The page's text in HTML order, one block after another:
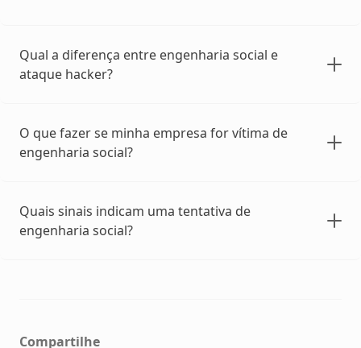
Qual a diferença entre engenharia social e
ataque hacker?
O que fazer se minha empresa for vítima de
engenharia social?
Quais sinais indicam uma tentativa de
engenharia social?
Compartilhe